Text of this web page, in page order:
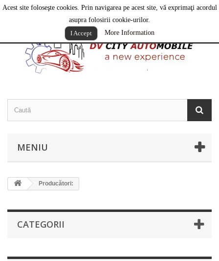
Acest site foloseşte cookies. Prin navigarea pe acest site, vă exprimaţi acordul
asupra folosirii cookie-urilor.
I Accept
More Information
Română
Contactați-ne
MENIU
Producători:
CATEGORII